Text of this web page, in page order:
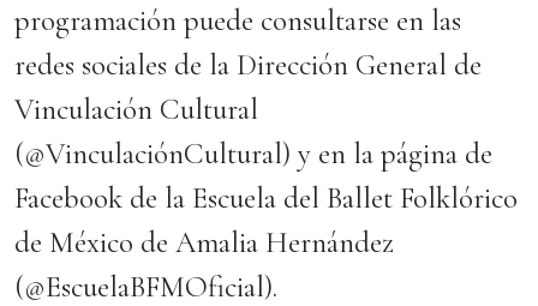
programación puede consultarse en las
redes sociales de la Dirección General de
Vinculación Cultural
(@VinculaciónCultural) y en la página de
Facebook de la Escuela del Ballet Folklórico
de México de Amalia Hernández
(@EscuelaBFMOficial).